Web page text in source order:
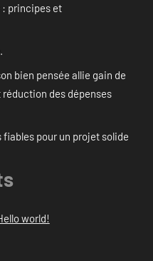
: principes et
bien pensée allie gain de
des dépenses
pour un projet solide
world!